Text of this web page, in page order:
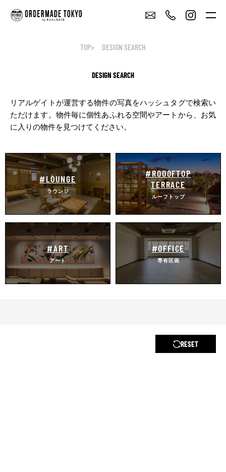
TOP DESIGN SEARCH
DESIGN SEARCH
リアルゲイトが運営する物件の写真をハッシュタグで検索い
ただけます。 物件毎に個性あふれる空間やアートから、お気
に入りの物件を見つけてください。
#LOUNGE
ラウンジ
#ROOOFTOP
TERRACE
ルーフトップ
#ART
アート
#OFFICE
専有区画
RESET